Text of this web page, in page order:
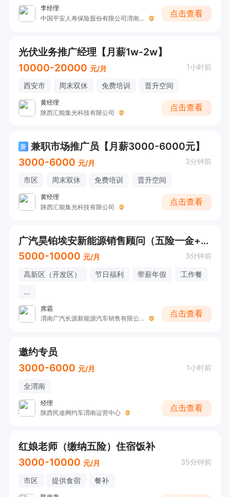
李经理
中国平安人寿保险股份有限公司渭南中心支公司
点击查看
光伏业务推广经理【月薪1w-2w】
10000-20000 元/月 1小时前
西安市 周末双休 免费培训 晋升空间
黄经理
陕西汇能集光科技有限公司
点击查看
兼 兼职市场推广员【月薪3000-6000元】
3000-6000 元/月 3分钟前
市区 周末双休 免费培训 晋升空间
黄经理
陕西汇能集光科技有限公司
点击查看
广汽昊铂埃安新能源销售顾问（五险一金+工作餐）
5000-10000 元/月 3分钟前
高新区（开发区） 节日福利 带薪年假
工作餐
...
席霜
渭南广汽长源新能源汽车销售有限公司
点击查看
邀约专员
3000-6000 元/月 1小时前
全渭南
经理
陕西民途网约车渭南运营中心
点击查看
红娘老师（缴纳五险）住宿饭补
3000-10000 元/月 35分钟前
市区 提供食宿 餐补